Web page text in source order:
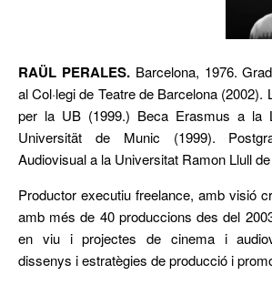
RAÜL PERALES. Barcelona, 1976.
al Col·legi de Teatre de Barcelona (2002).
per la UB (1999.) Beca Erasmus a la
Universität de Munic (1999).
Audiovisual a la Universitat Ramon Llull
Productor executiu freelance, amb visió
amb més de 40 produccions des del
en viu i projectes de cinema i
dissenys i estratègies de producció i